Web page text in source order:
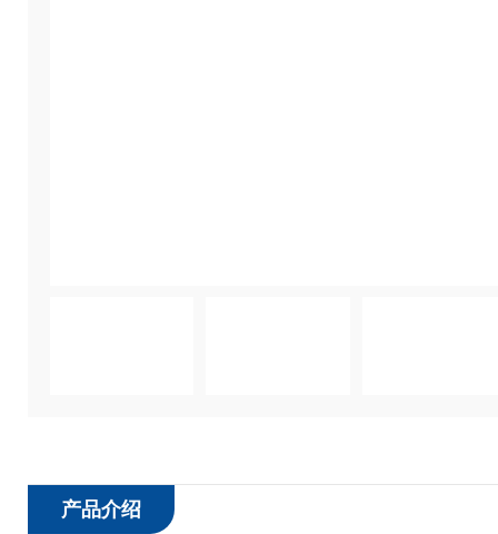
产品介绍